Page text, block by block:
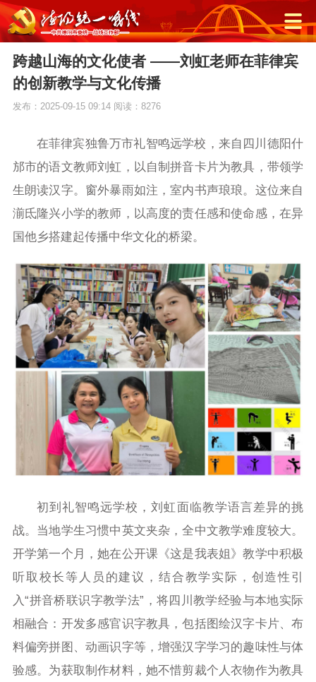
跨越山海的文化使者 ——刘虹老师在菲律宾
的创新教学与文化传播
发布：2025-09-15 09:14 阅读：8276
在菲律宾独鲁万市礼智鸣远学校，来自四川德阳什
邡市的语文教师刘虹，以自制拼音卡片为教具，带领学
生朗读汉字。窗外暴雨如注，室内书声琅琅。这位来自
湔氐隆兴小学的教师，以高度的责任感和使命感，在异
国他乡搭建起传播中华文化的桥梁。
初到礼智鸣远学校，刘虹面临教学语言差异的挑
战。当地学生习惯中英文夹杂，全中文教学难度较大。
开学第一个月，她在公开课《这是我表姐》教学中积极
听取校长等人员的建议，结合教学实际，创造性引
入“拼音桥联识字教学法”，将四川教学经验与本地实际
相融合：开发多感官识字教具，包括图绘汉字卡片、布
料偏旁拼图、动画识字等，增强汉字学习的趣味性与体
验感。为获取制作材料，她不惜剪裁个人衣物作为教具